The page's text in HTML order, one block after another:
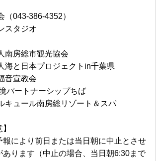
（043-386-4352）
タジオ
房総市観光協会
と日本プロジェクトin千葉県
宣教会
パートナーシップちば
ュール南房総リゾート＆スパ
報により前日または当日朝に中止とさせ
あります（中止の場合、当日朝6:30まで